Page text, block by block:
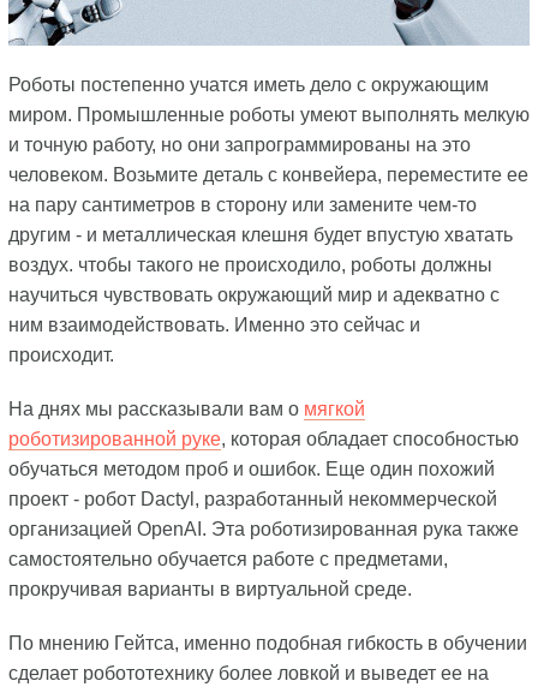
Роботы постепенно учатся иметь дело с окружающим
миром. Промышленные роботы умеют выполнять мелкую
и точную работу, но они запрограммированы на это
человеком. Возьмите деталь с конвейера, переместите ее
на пару сантиметров в сторону или замените чем-то
другим - и металлическая клешня будет впустую хватать
воздух. чтобы такого не происходило, роботы должны
научиться чувствовать окружающий мир и адекватно с
ним взаимодействовать. Именно это сейчас и
происходит.
На днях мы рассказывали вам о мягкой
роботизированной руке, которая обладает способностью
обучаться методом проб и ошибок. Еще один похожий
проект - робот Dactyl, разработанный некоммерческой
организацией OpenAI. Эта роботизированная рука также
самостоятельно обучается работе с предметами,
прокручивая варианты в виртуальной среде.
По мнению Гейтса, именно подобная гибкость в обучении
сделает робототехнику более ловкой и выведет ее на